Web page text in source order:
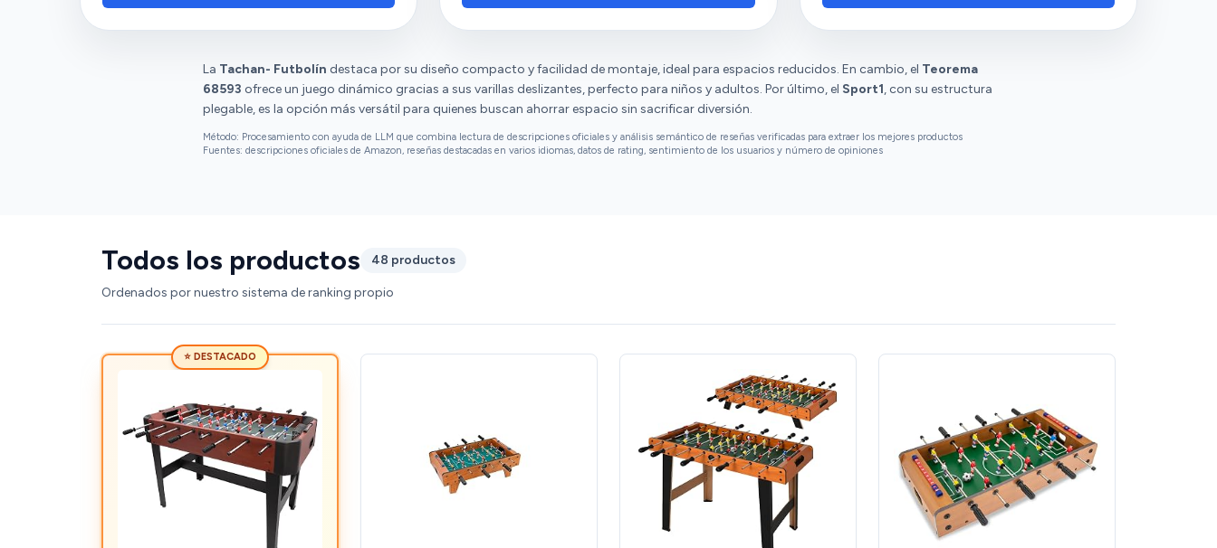
una experiencia de juego auténtica, pero lo
suficientemente pequeño como para no
ocupar demasiado espacio. Además, es ligero
fácilmente cuando no está en uso.Montaje: El
habilidades motoras. Es una excelente manera
juego activo.Conclusión: Recomiendo
encarecidamente el Teorema 68593 - Futbolín
de Mesa de Madera como un regalo perfecto
para cualquier ocasión. La calidad del
producto, la diversión que ofrece y la facilidad
de montaje lo convierten en una opción
fantástica para niños y adultos por igual. Sin
duda, ha sido una excelente adición a nuestra
colección de juegos familiares.Esta reseña
La Tachan- Futbolín destaca por su diseño compacto y facilidad de montaje, ideal para espacios reducidos. En cambio, el Teorema
68593 ofrece un juego dinámico gracias a sus varillas deslizantes, perfecto para niños y adultos. Por último, el Sport1, con su estructura
plegable, es la opción más versátil para quienes buscan ahorrar espacio sin sacrificar diversión.
Método: Procesamiento con ayuda de LLM que combina lectura de descripciones oficiales y análisis semántico de reseñas verificadas para extraer los mejores productos
Fuentes: descripciones oficiales de Amazon, reseñas destacadas en varios idiomas, datos de rating, sentimiento de los usuarios y número de opiniones
Todos los productos 48 productos
Ordenados por nuestro sistema de ranking propio
⭐ DESTACADO